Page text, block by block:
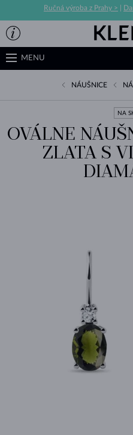
Ručná výroba z Prahy >
MENU
NÁUŠNICE
NA
OVÁLNE
ZLATA S